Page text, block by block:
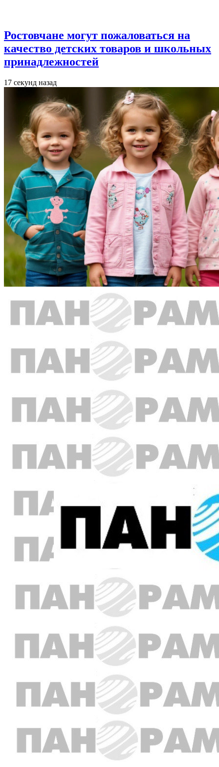
Ростовчане могут пожаловаться на
качество детских товаров и школьных
принадлежностей
17 секунд назад